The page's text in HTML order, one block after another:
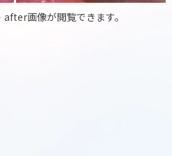
画像が閲覧できます。